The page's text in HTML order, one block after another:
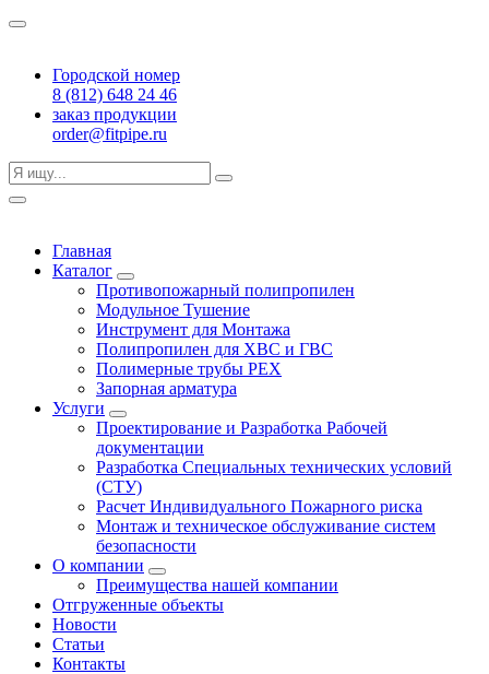
Городской номер
8 (812) 648 24 46
заказ продукции
order@fitpipe.ru
Главная
Каталог
Противопожарный полипропилен
Модульное Тушение
Инструмент для Монтажа
Полипропилен для ХВС и ГВС
Полимерные трубы PEX
Запорная арматура
Услуги
Проектирование и Разработка Рабочей
документации
Разработка Специальных технических условий
(СТУ)
Расчет Индивидуального Пожарного риска
Монтаж и техническое обслуживание систем
безопасности
О компании
Преимущества нашей компании
Отгруженные объекты
Новости
Статьи
Контакты